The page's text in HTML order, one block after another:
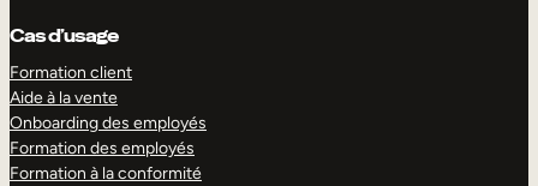
Cas d’usage
Formation client
Aide à la vente
Onboarding des employés
Formation des employés
Formation à la conformité